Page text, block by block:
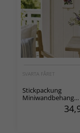
SVARTA FÅRET
Stickpackung
Miniwandbehang